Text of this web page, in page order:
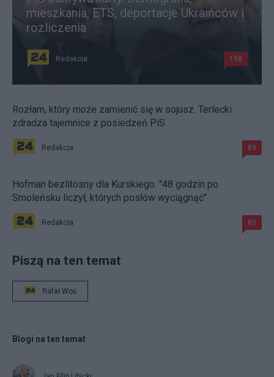
mieszkania, ETS, deportacje Ukraińców i
rozliczenia
Redakcja 198
Rozłam, który może zamienić się w sojusz. Terlecki
zdradza tajemnice z posiedzeń PiS
Redakcja 89
Hofman bezlitosny dla Kurskiego. "48 godzin po
Smoleńsku liczył, których posłów wyciągnąć"
Redakcja 85
Piszą na ten temat
Rafał Woś
Blogi na ten temat